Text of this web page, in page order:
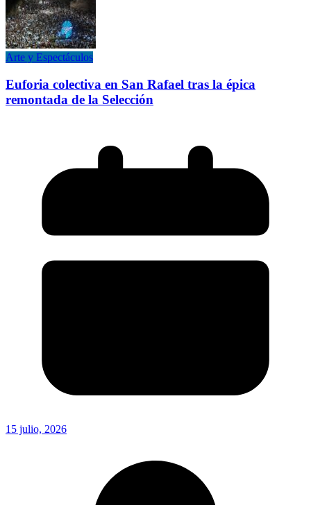
Arte y Espectáculos
Euforia colectiva en San Rafael tras la épica
remontada de la Selección
15 julio, 2026